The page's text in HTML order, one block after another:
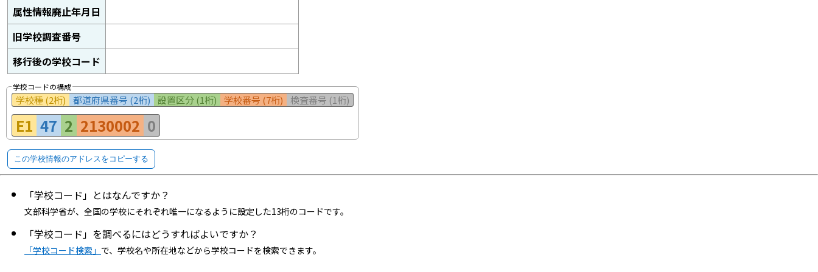
属性情報廃止年月日
旧学校調査番号
移行後の学校コード
学校コードの構成
学校種 (2桁) 都道府県番号 (2桁) 設置区分 (1桁) 学校番号 (7桁) 検査番号 (1桁)
E1 47 2 2130002 0
この学校情報のアドレスをコピーする
「学校コード」とはなんですか？
文部科学省が、全国の学校にそれぞれ唯一になるように設定した13桁のコードです。
「学校コード」を調べるにはどうすればよいですか？
「学校コード検索」 で、学校名や所在地などから学校コードを検索できます。